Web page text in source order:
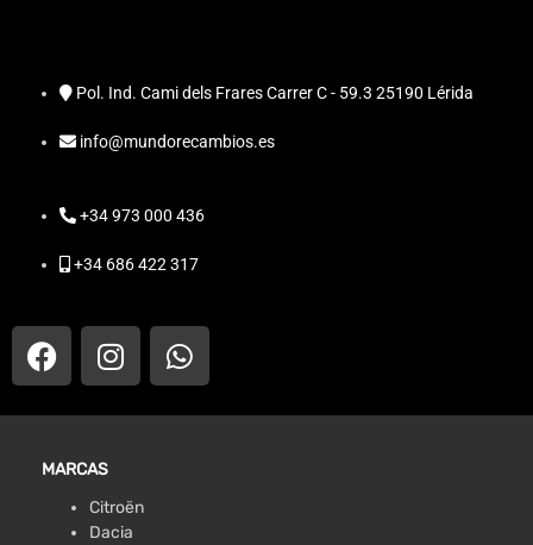
Pol. Ind. Cami dels Frares Carrer C - 59.3 25190 Lérida
info@mundorecambios.es
+34 973 000 436
+34 686 422 317
MARCAS
Citroën
Dacia